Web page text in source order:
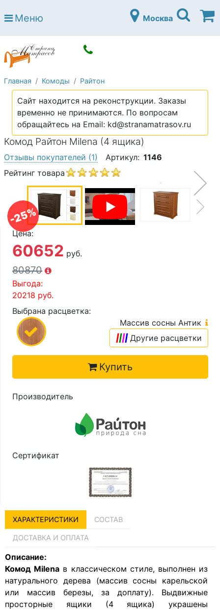
Страна матрасов
Open submenu (Матрасы)
Open submenu (Кровати)
Кровати
Open submenu (Аксессуары)
Open submenu (Диваны)
Диваны
Open submenu (Постельное белье)
Постельное белье
Open submenu (Мебель)
Мебель
Open submenu (Основания)
Основания
Open submenu (Детские матрасы)
Детские матрасы
Детские кровати
Open submenu (Шкафы)
Шкафы
О компании
Контакты
Доставка по городу
Меню Москва
Главная Комоды Райтон
Сайт находится на реконструкции. Заказы
временно не принимаются. По вопросам
обращайтесь на Email: kd@stranamatrasov.ru
Комод Райтон Milena (4 ящика)
-25%
Отзывы покупателей (1) Артикул: 1146
Рейтинг товара
Цена:
60652 руб.
80870
Выгода:
20218 руб.
Выбрана расцветка:
Массив сосны Антик
|||| Другие расцветки
Купить
Производитель
Сертификат
ХАРАКТЕРИСТИКИ СОСТАВ
ДОСТАВКА И ОПЛАТА
Описание:
Комод Milenaв классическом стиле, выполнен из
натурального дерева (массив сосны карельской
или массив березы, за доплату). Выдвижные
просторные ящики (4 ящика) украшены